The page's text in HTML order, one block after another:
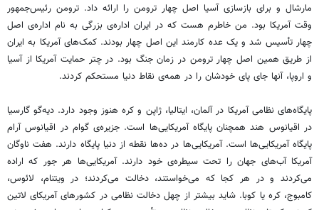
مارشال و برای بازسازی آسیا اصل چهار ترومن را ارائه داد. ترومن رئیس‌جمهور
وقت آمریکا بود. من خاطرم هست که در ایران اداره‌ی بزرگی به نام اداره‌ی اصل
چهار تأسیس شد و یک عده کارمند این اصل چهار بودند. کمک‌های آمریکا به ایران
از طریق همین اصل چهار ترومن در زمان جنگ بود. در چتر حمایت آمریکا از آسیا
و اروپا، آنها جای پای خودشان را در همه‌ی نقاط دنیا مستحکم کردند.
پایگاه‌های نظامی آمریکا در آلمان، ایتالیا، ژاپن و کره هنوز وجود دارد. دیه‌گو گارسیا
در اقیانوس هند همچنان پایگاه آمریکایی‌ها است. جزیره‌ی گوام در اقیانوس آرام
پایگاه آمریکایی‌ها است. آمریکایی‌ها در ده‌ها نقطه از دنیا پایگاه دارند. هفت ناوگان
آمریکا آب‌های جهان را تحت سیطره‌ی خود دارند. آمریکایی‌ها هر جور که اراده
می‌کردند و در هر کجا که می‌خواستند، دخالت می‌کردند؛ در ویتنام، لائوس،
کامبوج، کره یا کوبا. شاید بیشتر از چهل دخالت نظامی در کشورهای آمریکای لاتین